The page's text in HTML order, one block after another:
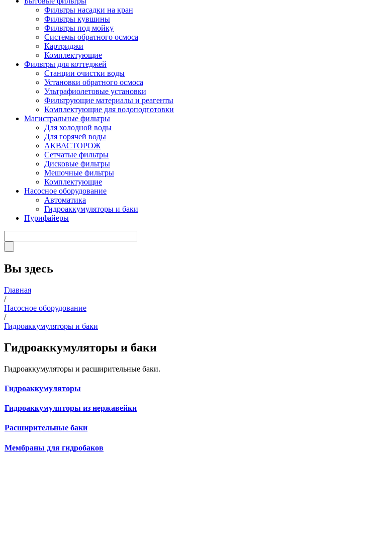
Фильтры насадки на кран
Фильтры кувшины
Фильтры под мойку
Системы обратного осмоса
Картриджи
Комплектующие
Фильтры для коттеджей
Станции очистки воды
Установки обратного осмоса
Ультрафиолетовые установки
Фильтрующие материалы и реагенты
Комплектующие для водоподготовки
Магистральные фильтры
Для холодной воды
Для горячей воды
АКВАСТОРОЖ
Сетчатые фильтры
Дисковые фильтры
Мешочные фильтры
Комплектующие
Насосное оборудование
Автоматика
Гидроаккумуляторы и баки
Пурифайеры
Вы здесь
Главная
/
Насосное оборудование
/
Гидроаккумуляторы и баки
Гидроаккумуляторы и баки
Гидроаккумуляторы и расширительные баки.
Гидроаккумуляторы
Гидроаккумуляторы из нержавейки
Расширительные баки
Мембраны для гидробаков